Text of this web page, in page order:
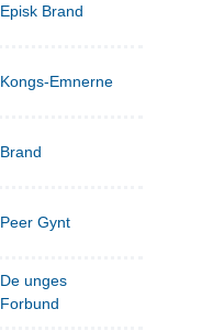
Episk Brand
Kongs-Emnerne
Brand
Peer Gynt
De unges
Forbund